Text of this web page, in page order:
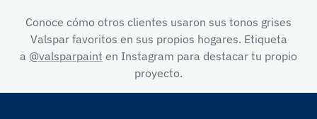
Conoce cómo otros clientes usaron sus tonos grises
Valspar favoritos en sus propios hogares. Etiqueta
a @valsparpaint en Instagram para destacar tu propio
proyecto.